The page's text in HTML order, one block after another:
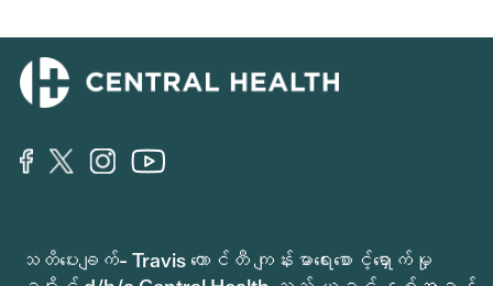
သတိပေးချက်- Travis ကောင်တီ ကျန်းမာရေးစောင့်ရှောက်မှု